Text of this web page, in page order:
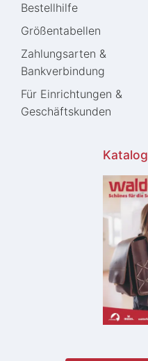
Bestellhilfe
Größentabellen
Zahlungsarten &
Bankverbindung
Für Einrichtungen &
Geschäftskunden
Katalog